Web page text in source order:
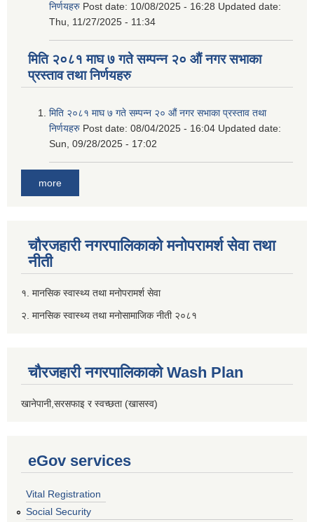
निर्णयहरु Post date: 10/08/2025 - 16:28 Updated date:
Thu, 11/27/2025 - 11:34
मिति २०८१ माघ ७ गते सम्पन्न २० औं नगर सभाका
प्रस्ताव तथा निर्णयहरु
मिति २०८१ माघ ७ गते सम्पन्न २० औं नगर सभाका प्रस्ताव तथा
निर्णयहरु Post date: 08/04/2025 - 16:04 Updated date:
Sun, 09/28/2025 - 17:02
more
चौरजहारी नगरपालिकाको मनोपरामर्श सेवा तथा
नीती
१. मानसिक स्वास्थ्य तथा मनोपरामर्श सेवा
२. मानसिक स्वास्थ्य तथा मनोसामाजिक नीती २०८१
चौरजहारी नगरपालिकाको Wash Plan
खानेपानी,सरसफाइ र स्वच्छता (खासस्व)
eGov services
Vital Registration
Social Security